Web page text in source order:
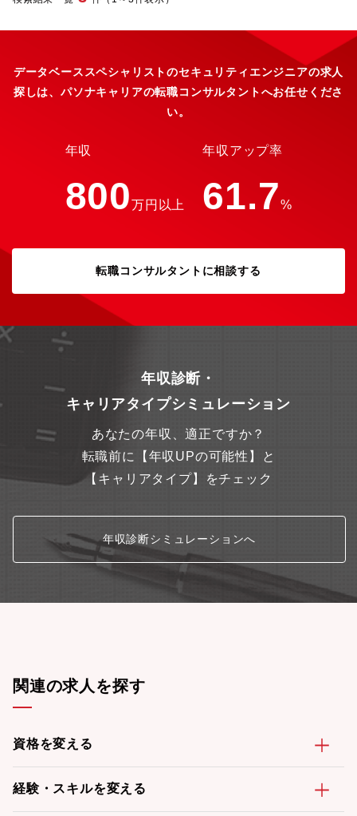
方針として掲げています。そのインクジェットヘッドの製造主力
リアルタイムな生産情報をつなぎ活用するデジタルファクトリー
化により、生産性と品質の向上を目指して活動しています。デジ
タルファクトリー実現に向けて、活動の中心となるプロフェッシ
ョナルな人財を募集しています。【会社Vision】 ブラザーグルー
プビジョン「At your side 2030」では、「世界中の “あなた” の生
産性と創造性をすぐそばで支え、社会の発展と地球の未来に貢献
【求める人物像】・チームや関係部門の目標達成に向けて、施策
を立案・実行し、成果を出せる方 社内外の多様な関係者と調整・
を持ち、実践できる方 ・複雑性・新規性の高い課題に対して、柔
軟かつ論理的に対応できる方【職場環境】 ●想定残業時間(繁忙期
内容によっては機会あり
は20～25H程度、プライベートとのメリハリをつけながら、おち
ついた雰囲気の中で長期的に就業いただけます。少人数の体制で
ありながら全社的な業務改善・働き方変革へ寄与でき自身の仕事
の影響・ユーザーの業務サポートが出来る手ごたえを感じられる
環境です。■キャリアパス：マネジメント、スペシャリストいずれ
のキャリア形成もできる環境が整っております。評価制度も整っ
データベーススペシャリストのセキュリティエンジニアの求人
探しは、パソナキャリアの転職コンサルタントへお任せくださ
い。
年収
800万円以上
年収アップ率
61.7%
転職コンサルタントに相談する
年収診断・
キャリアタイプシミュレーション
あなたの年収、適正ですか？
転職前に【年収UPの可能性】と
【キャリアタイプ】をチェック
年収診断シミュレーションへ
関連の求人を探す
資格を変える
経験・スキルを変える